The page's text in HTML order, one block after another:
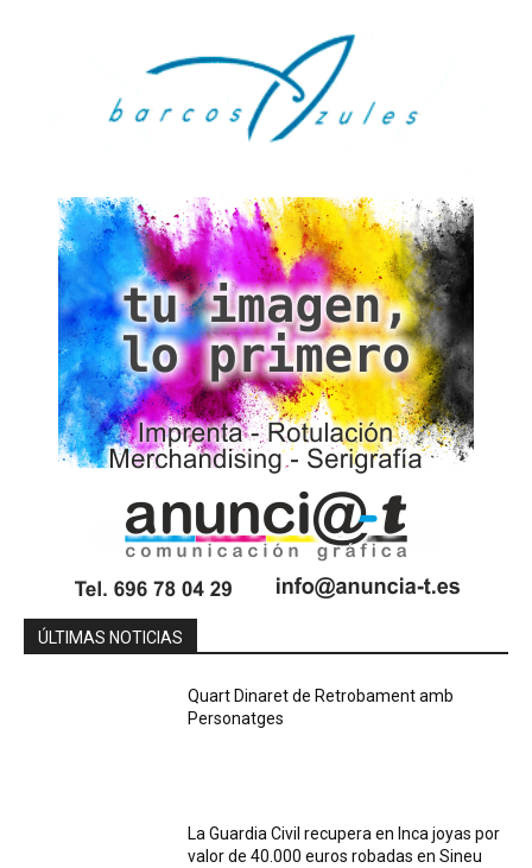
ÚLTIMAS NOTICIAS
Quart Dinaret de Retrobament amb
Personatges
La Guardia Civil recupera en Inca joyas por
valor de 40.000 euros robadas en Sineu